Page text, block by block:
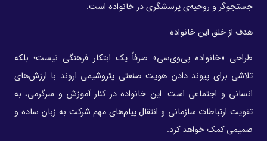
جستجوگر و روحیه‌ی پرسشگری در خانواده است.
هدف از خلق این خانواده
طراحی «خانواده پی‌وی‌سی» صرفاً یک ابتکار فرهنگی نیست؛ بلکه
تلاشی برای پیوند دادن هویت صنعتی پتروشیمی اروند با ارزش‌های
انسانی و اجتماعی است. این خانواده در کنار آموزش و سرگرمی، به
تقویت ارتباطات سازمانی و انتقال پیام‌های مهم شرکت به زبان ساده و
صمیمی کمک خواهد کرد.